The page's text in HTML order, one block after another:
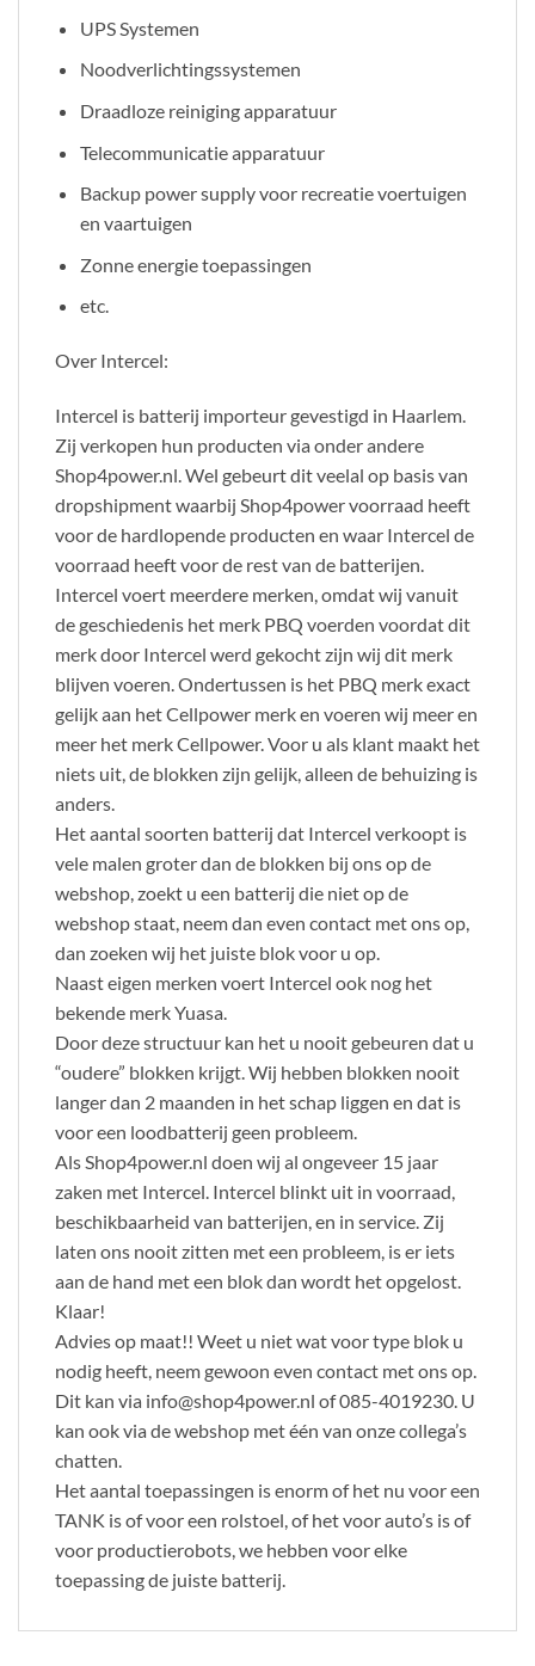
UPS Systemen
Noodverlichtingssystemen
Draadloze reiniging apparatuur
Telecommunicatie apparatuur
Backup power supply voor recreatie voertuigen
en vaartuigen
Zonne energie toepassingen
etc.
Over Intercel:
Intercel is batterij importeur gevestigd in Haarlem.
Zij verkopen hun producten via onder andere
Shop4power.nl. Wel gebeurt dit veelal op basis van
dropshipment waarbij Shop4power voorraad heeft
voor de hardlopende producten en waar Intercel de
voorraad heeft voor de rest van de batterijen.
Intercel voert meerdere merken, omdat wij vanuit
de geschiedenis het merk PBQ voerden voordat dit
merk door Intercel werd gekocht zijn wij dit merk
blijven voeren. Ondertussen is het PBQ merk exact
gelijk aan het Cellpower merk en voeren wij meer en
meer het merk Cellpower. Voor u als klant maakt het
niets uit, de blokken zijn gelijk, alleen de behuizing is
anders.
Het aantal soorten batterij dat Intercel verkoopt is
vele malen groter dan de blokken bij ons op de
webshop, zoekt u een batterij die niet op de
webshop staat, neem dan even contact met ons op,
dan zoeken wij het juiste blok voor u op.
Naast eigen merken voert Intercel ook nog het
bekende merk Yuasa.
Door deze structuur kan het u nooit gebeuren dat u
“oudere” blokken krijgt. Wij hebben blokken nooit
langer dan 2 maanden in het schap liggen en dat is
voor een loodbatterij geen probleem.
Als Shop4power.nl doen wij al ongeveer 15 jaar
zaken met Intercel. Intercel blinkt uit in voorraad,
beschikbaarheid van batterijen, en in service. Zij
laten ons nooit zitten met een probleem, is er iets
aan de hand met een blok dan wordt het opgelost.
Klaar!
Advies op maat!! Weet u niet wat voor type blok u
nodig heeft, neem gewoon even contact met ons op.
Dit kan via info@shop4power.nl of 085-4019230. U
kan ook via de webshop met één van onze collega’s
chatten.
Het aantal toepassingen is enorm of het nu voor een
TANK is of voor een rolstoel, of het voor auto’s is of
voor productierobots, we hebben voor elke
toepassing de juiste batterij.